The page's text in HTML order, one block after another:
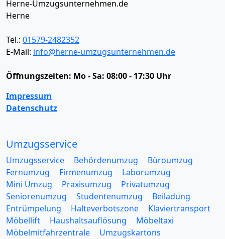
Herne-Umzugsunternehmen.de
Herne
Tel.: 01579-2482352
E-Mail: info@herne-umzugsunternehmen.de
Öffnungszeiten: Mo - Sa: 08:00 - 17:30 Uhr
Impressum
Datenschutz
Umzugsservice
Umzugsservice Behördenumzug
Büroumzug
Fernumzug
Firmenumzug
Laborumzug
Mini Umzug
Praxisumzug
Privatumzug
Seniorenumzug
Studentenumzug
Beiladung
Entrümpelung
Halteverbotszone
Klaviertransport
Möbellift
Haushaltsauflösung
Möbeltaxi
Möbelmitfahrzentrale
Umzugskartons